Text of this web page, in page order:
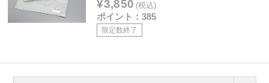
¥3,850 (税込)
ポイント：385
限定数終了